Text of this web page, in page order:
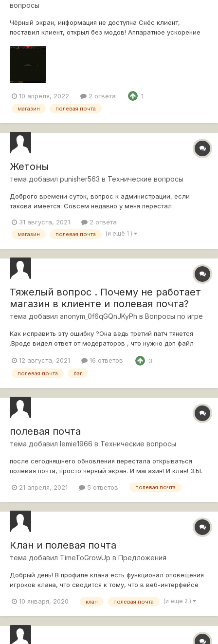
вопросы
Чёрный экран, информация не доступна Снёс клиент,
поставил клиент, открыл без модов! Аппаратное ускорение
были кажется микропатчи. Главное на клиенте евросервера
10 апреля, 2022 2 ответа 1
магазин полевая почта
Жетоны
тема добавил punisher563 в Технические вопросы
Доброго времени суток, вопрос к администрации, если
такова имеется: Совсем недавно у меня перестал
дух войны и т.д..Как быть в данной ситуации и кто мне выдаст
товары за жетоны по истечению срока. P.S. только не нужно
31 августа, 2021 2 ответа
магазин полевая почта (и ещё 1 )
Тяжелый вопрос . Почему не работает
магазин в клиенте и полевая почта?
тема добавил anonym_0f6qGQnJKyPh в Вопросы по игре
Как исправить эту ошибку ?Она ведь третий патч тянется
.Вроде видел ответ от модераторов , что нужно доп файл
денежек за облачный сервис для доступа к укрепу .
магазину ....ой не знаю что еще отвалилось .Лишний раз
12 августа, 2021 16 ответов 3
полевая почта баг
полевая почта
тема добавил lemie1966 в Технические вопросы
после сегодняшнего обновления перестала открываться
полевая почта, просто черный экран. И магазин! И клан! З.Ы.
21 апреля, 2021
5 ответов полевая почта
Клан и полевая почта
тема добавил TimeToGrowUp в Предложения
Добрый день! В профиле клана есть функционал оповещения
игроков клана, что сводится к тому, что в веб-интерфейсе
заходить в веб интерфейс и не видеть оповещение. Также в
игры (Ивент...
10 января, 2020 клан полевая почта (и ещё 2 )